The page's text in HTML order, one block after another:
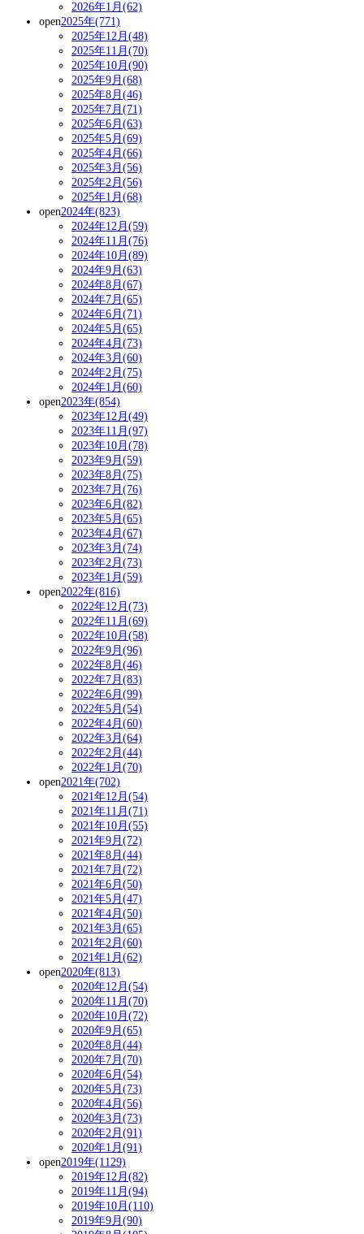
2026年1月(62)
open2025年(771)
2025年12月(48)
2025年11月(70)
2025年10月(90)
2025年9月(68)
2025年8月(46)
2025年7月(71)
2025年6月(63)
2025年5月(69)
2025年4月(66)
2025年3月(56)
2025年2月(56)
2025年1月(68)
open2024年(823)
2024年12月(59)
2024年11月(76)
2024年10月(89)
2024年9月(63)
2024年8月(67)
2024年7月(65)
2024年6月(71)
2024年5月(65)
2024年4月(73)
2024年3月(60)
2024年2月(75)
2024年1月(60)
open2023年(854)
2023年12月(49)
2023年11月(97)
2023年10月(78)
2023年9月(59)
2023年8月(75)
2023年7月(76)
2023年6月(82)
2023年5月(65)
2023年4月(67)
2023年3月(74)
2023年2月(73)
2023年1月(59)
open2022年(816)
2022年12月(73)
2022年11月(69)
2022年10月(58)
2022年9月(96)
2022年8月(46)
2022年7月(83)
2022年6月(99)
2022年5月(54)
2022年4月(60)
2022年3月(64)
2022年2月(44)
2022年1月(70)
open2021年(702)
2021年12月(54)
2021年11月(71)
2021年10月(55)
2021年9月(72)
2021年8月(44)
2021年7月(72)
2021年6月(50)
2021年5月(47)
2021年4月(50)
2021年3月(65)
2021年2月(60)
2021年1月(62)
open2020年(813)
2020年12月(54)
2020年11月(70)
2020年10月(72)
2020年9月(65)
2020年8月(44)
2020年7月(70)
2020年6月(54)
2020年5月(73)
2020年4月(56)
2020年3月(73)
2020年2月(91)
2020年1月(91)
open2019年(1129)
2019年12月(82)
2019年11月(94)
2019年10月(110)
2019年9月(90)